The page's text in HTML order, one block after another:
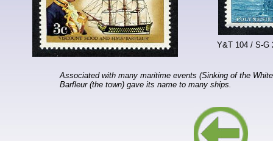
Associated with many maritime events (Sinking of the
Barfleur (the town) gave its name to many ships.
Y&T 104 / S-G